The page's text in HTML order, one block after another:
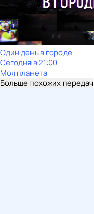
Один день в городе
Сегодня в 21:00
Моя планета
Больше похожих передач